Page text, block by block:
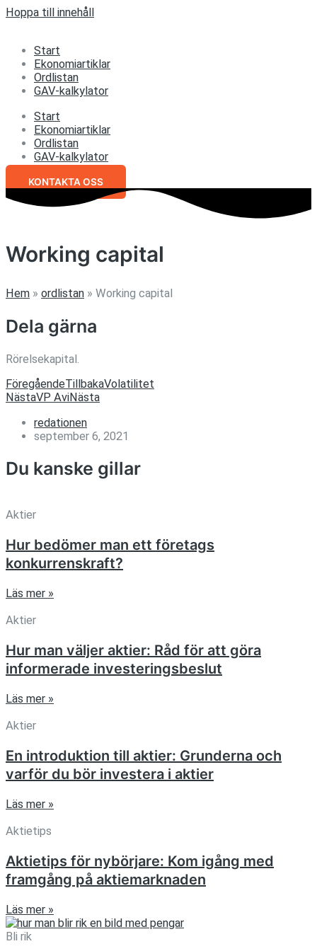
Hoppa till innehåll
Start
Ekonomiartiklar
Ordlistan
GAV-kalkylator
Start
Ekonomiartiklar
Ordlistan
GAV-kalkylator
KONTAKTA OSS
Working capital
Hem » ordlistan » Working capital
Dela gärna
Rörelsekapital.
FöregåendeTillbakaVolatilitet
NästaVP AviNästa
redationen
september 6, 2021
Du kanske gillar
Aktier
Hur bedömer man ett företags
konkurrenskraft?
Läs mer »
Aktier
Hur man väljer aktier: Råd för att göra
informerade investeringsbeslut
Läs mer »
Aktier
En introduktion till aktier: Grunderna och
varför du bör investera i aktier
Läs mer »
Aktietips
Aktietips för nybörjare: Kom igång med
framgång på aktiemarknaden
Läs mer »
Bli rik